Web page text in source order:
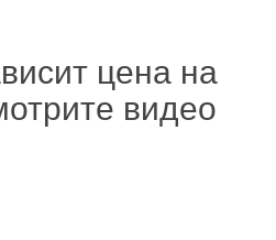
цена на
видео